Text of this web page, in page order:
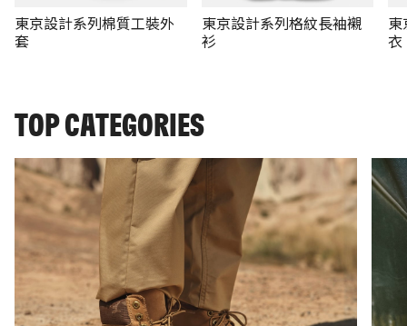
東京設計系列棉質工裝外
套
東京設計系列格紋長袖襯
衫
東
衣
TOP CATEGORIES